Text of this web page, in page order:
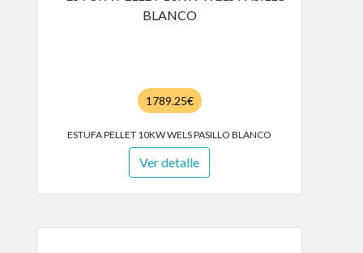
1789.25€
ESTUFA PELLET 10KW WELS PASILLO BLANCO
Ver detalle